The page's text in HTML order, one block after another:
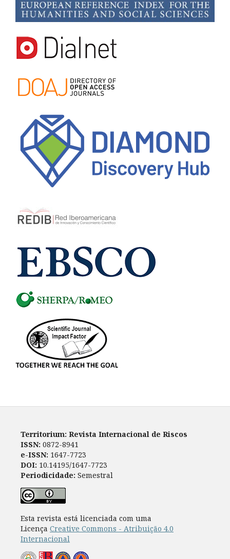
Territorium: Revista Internacional de Riscos
ISSN: 0872-8941
e-ISSN: 1647-7723
DOI: 10.14195/1647-7723
Periodicidade: Semestral
Esta revista está licenciada com uma
Licença Creative Commons - Atribuição 4.0
Internacional